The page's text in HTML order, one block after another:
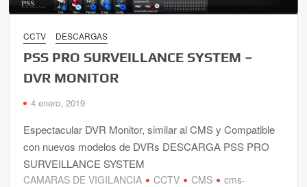
CCTV DESCARGAS
PSS PRO SURVEILLANCE SYSTEM –
DVR MONITOR
4 enero, 2019
Espectacular DVR Monitor, similar al CMS y Compatible
con nuevos modelos de DVRs DESCARGA PSS PRO
SURVEILLANCE SYSTEM
CAMARAS DE VIGILANCIA CCTV CMS
cms-